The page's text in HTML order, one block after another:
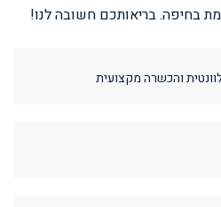
והכשרה מקצועית